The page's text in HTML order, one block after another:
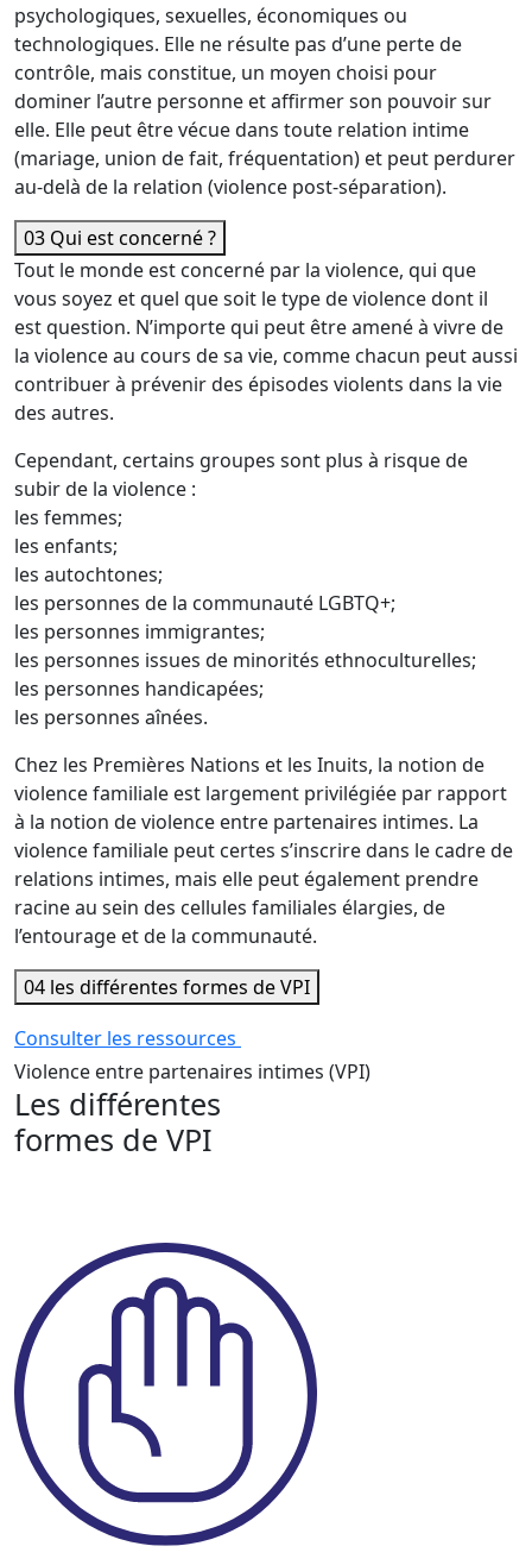
psychologiques, sexuelles, économiques ou
technologiques. Elle ne résulte pas d’une perte de
contrôle, mais constitue, un moyen choisi pour
dominer l’autre personne et affirmer son pouvoir sur
elle. Elle peut être vécue dans toute relation intime
(mariage, union de fait, fréquentation) et peut perdurer
au-delà de la relation (violence post-séparation).
03 Qui est concerné ?
Tout le monde est concerné par la violence, qui que
vous soyez et quel que soit le type de violence dont il
est question. N’importe qui peut être amené à vivre de
la violence au cours de sa vie, comme chacun peut aussi
contribuer à prévenir des épisodes violents dans la vie
des autres.
Cependant, certains groupes sont plus à risque de
subir de la violence :
les femmes;
les enfants;
les autochtones;
les personnes de la communauté LGBTQ+;
les personnes immigrantes;
les personnes issues de minorités ethnoculturelles;
les personnes handicapées;
les personnes aînées.
Chez les Premières Nations et les Inuits, la notion de
violence familiale est largement privilégiée par rapport
à la notion de violence entre partenaires intimes. La
violence familiale peut certes s’inscrire dans le cadre de
relations intimes, mais elle peut également prendre
racine au sein des cellules familiales élargies, de
l’entourage et de la communauté.
04 les différentes formes de VPI
Consulter les ressources
Violence entre partenaires intimes (VPI)
Les différentes
formes de VPI